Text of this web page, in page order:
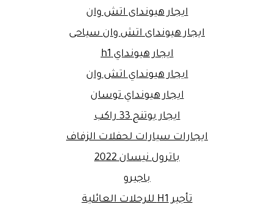
ايجار هيونداى اتش وان
ايجار هيونداى اتش وان سياحى
ايجار هيونداي h1
ايجار هيونداي اتش وان
ايجار هيونداي توسان
ايجار يوتنج 33 راكب
ايجارات سيارات لحفلات الزفاف
باترول نيسان 2022
باجيرو
تأجير H1 للرحلات العائلية